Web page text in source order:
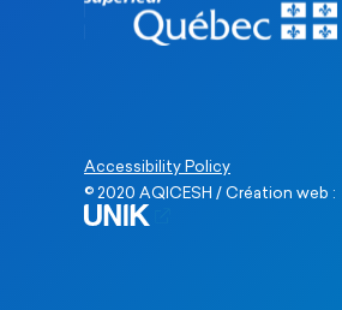
Accessibility Policy
© 2020 AQICESH / Création web :